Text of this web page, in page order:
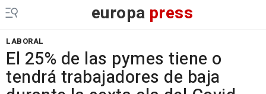
europa press
LABORAL
El 25% de las pymes tiene o
tendrá trabajadores de baja